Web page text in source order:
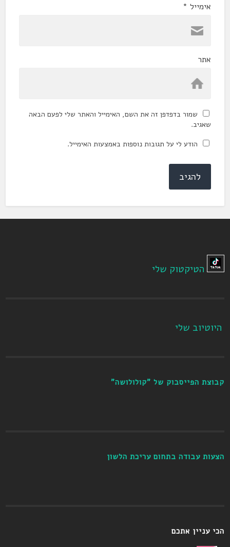
אימייל *
אתר
שמור בדפדפן זה את השם, האימייל והאתר שלי לפעם הבאה
שאגיב.
הודע לי על תגובות נוספות באמצעות האימייל.
הטיקטוק שלי
היוטיוב שלי
קבוצת הפייסבוק של "קולולושה"
הצעות עבודה בתחום עריכת הלשון
הכי עניין אתכם